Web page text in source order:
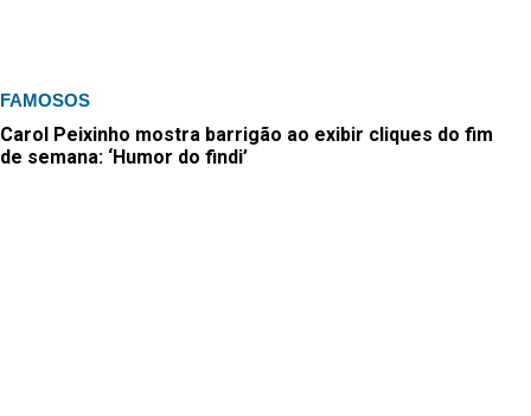
FAMOSOS
Carol Peixinho mostra barrigão ao exibir cliques do fim
de semana: ‘Humor do findi’